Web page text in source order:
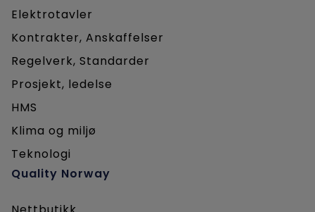
Elektrotavler
Kontrakter, Anskaffelser
Regelverk, Standarder
Prosjekt, ledelse
HMS
Klima og miljø
Teknologi
Quality Norway